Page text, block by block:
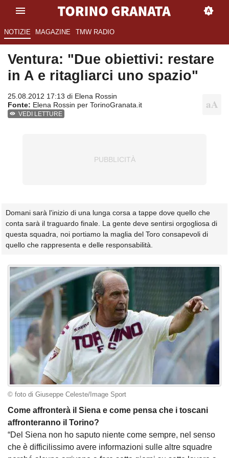
NOTIZIE MAGAZINE TMW RADIO
Ventura: "Due obiettivi: restare
in A e ritagliarci uno spazio"
25.08.2012 17:13 di Elena Rossin
Fonte: Elena Rossin per TorinoGranata.it
VEDI LETTURE
Domani sarà l'inizio di una lunga corsa a tappe dove quello che
conta sarà il traguardo finale. La gente deve sentirsi orgogliosa di
questa squadra, noi portiamo la maglia del Toro consapevoli di
quello che rappresenta e delle responsabilità.
© foto di Giuseppe Celeste/Image Sport
Come affronterà il Siena e come pensa che i toscani
affronteranno il Torino?
“Del Siena non ho saputo niente come sempre, nel senso
che è difficilissimo avere informazioni sulle altre squadre